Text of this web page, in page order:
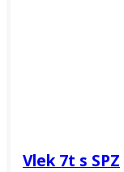
Vlek 7t s SPZ